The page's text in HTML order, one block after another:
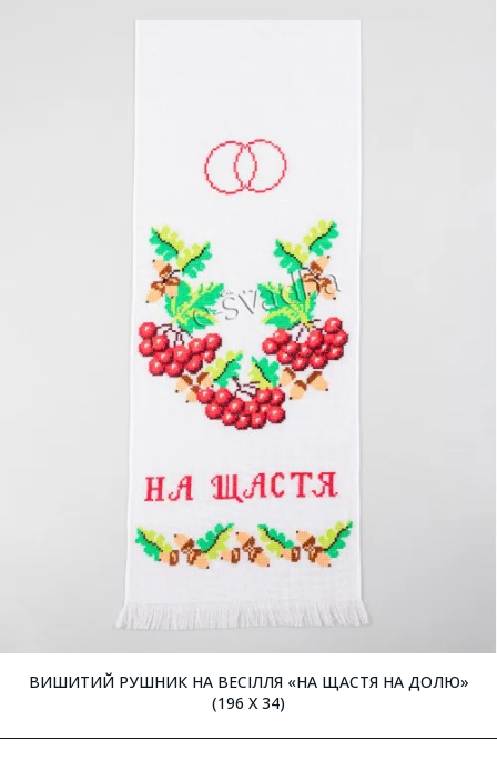
ВИШИТИЙ РУШНИК НА ВЕСІЛЛЯ «НА ЩАСТЯ НА ДОЛЮ»
(196 X 34)